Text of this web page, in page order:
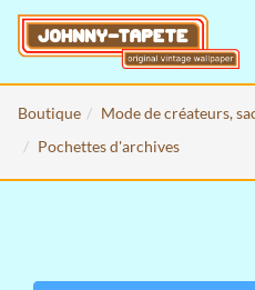
Boutique Mode de créateurs,
Pochettes d'archives